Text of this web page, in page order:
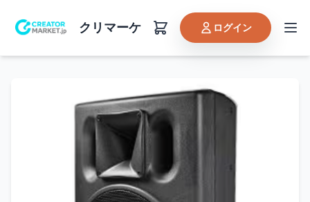
クリマーケ ログイン